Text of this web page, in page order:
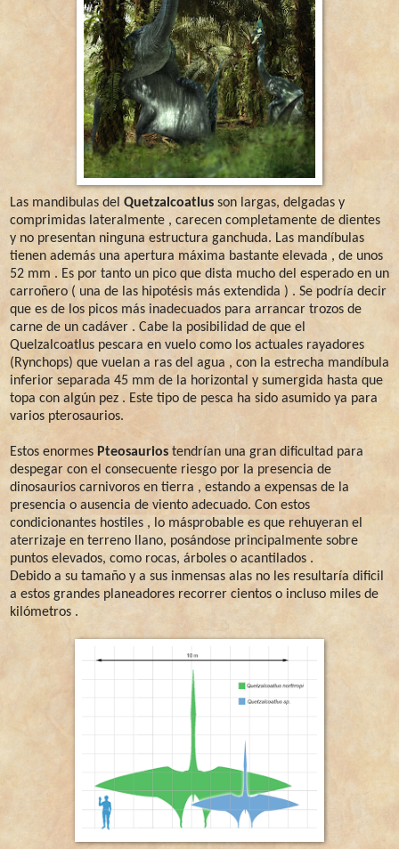
Las mandibulas del Quetzalcoatlus son largas, delgadas y
comprimidas lateralmente , carecen completamente de dientes
y no presentan ninguna estructura ganchuda. Las mandíbulas
tienen además una apertura máxima bastante elevada , de unos
52 mm . Es por tanto un pico que dista mucho del esperado en un
carroñero ( una de las hipotésis más extendida ) . Se podría decir
que es de los picos más inadecuados para arrancar trozos de
carne de un cadáver . Cabe la posibilidad de que el
Quelzalcoatlus pescara en vuelo como los actuales rayadores
(Rynchops) que vuelan a ras del agua , con la estrecha mandíbula
inferior separada 45 mm de la horizontal y sumergida hasta que
topa con algún pez . Este tipo de pesca ha sido asumido ya para
varios pterosaurios.
Estos enormes Pteosaurios tendrían una gran dificultad para
despegar con el consecuente riesgo por la presencia de
dinosaurios carnivoros en tierra , estando a expensas de la
presencia o ausencia de viento adecuado. Con estos
condicionantes hostiles , lo másprobable es que rehuyeran el
aterrizaje en terreno llano, posándose principalmente sobre
puntos elevados, como rocas, árboles o acantilados .
Debido a su tamaño y a sus inmensas alas no les resultaría dificil
a estos grandes planeadores recorrer cientos o incluso miles de
kilómetros .